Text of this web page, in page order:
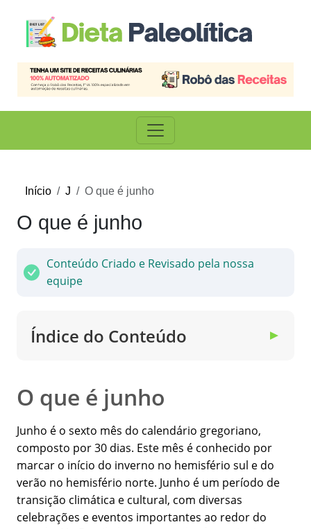
Início J O que é junho
O que é junho
Conteúdo Criado e Revisado pela nossa
equipe
Índice do Conteúdo ▼
O que é junho
Junho é o sexto mês do calendário gregoriano,
composto por 30 dias. Este mês é conhecido por
marcar o início do inverno no hemisfério sul e do
verão no hemisfério norte. Junho é um período de
transição climática e cultural, com diversas
celebrações e eventos importantes ao redor do